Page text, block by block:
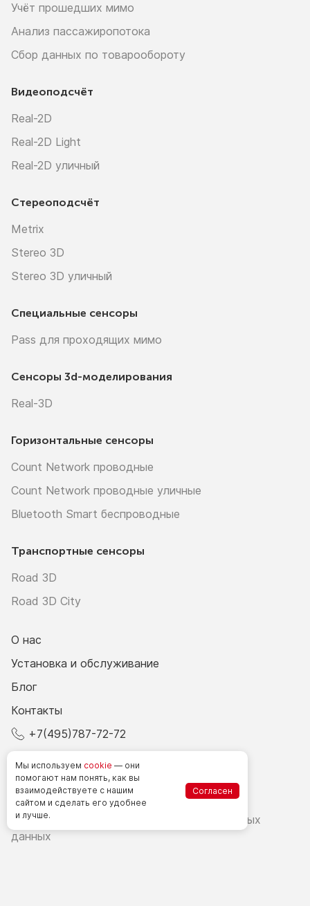
Учёт прошедших мимо
Анализ пассажиропотока
Сбор данных по товарообороту
Видеоподсчёт
Real-2D
Real-2D Light
Real-2D уличный
Стереоподсчёт
Metrix
Stereo 3D
Stereo 3D уличный
Специальные сенсоры
Pass для проходящих мимо
Сенсоры 3d-моделирования
Real-3D
Горизонтальные сенсоры
Count Network проводные
Count Network проводные уличные
Bluetooth Smart беспроводные
Транспортные сенсоры
Road 3D
Road 3D City
О нас
Установка и обслуживание
Блог
Контакты
+7(495)787-72-72
Счетчики посетителей в РФ
Политика в области обработки персональных
данных
Мы используем cookie — они
помогают нам понять, как вы
взаимодействуете с нашим
сайтом и сделать его удобнее
и лучше.
Согласен